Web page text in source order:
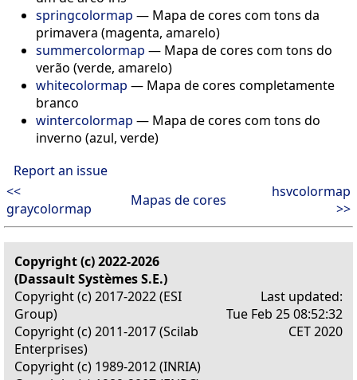
springcolormap — Mapa de cores com tons da
primavera (magenta, amarelo)
summercolormap — Mapa de cores com tons do
verão (verde, amarelo)
whitecolormap — Mapa de cores completamente
branco
wintercolormap — Mapa de cores com tons do
inverno (azul, verde)
Report an issue
<<
graycolormap
Mapas de cores
hsvcolormap
>>
Copyright (c) 2022-2026
(Dassault Systèmes S.E.)
Copyright (c) 2017-2022 (ESI
Group)
Copyright (c) 2011-2017 (Scilab
Enterprises)
Copyright (c) 1989-2012 (INRIA)
Last updated:
Tue Feb 25 08:52:32
CET 2020